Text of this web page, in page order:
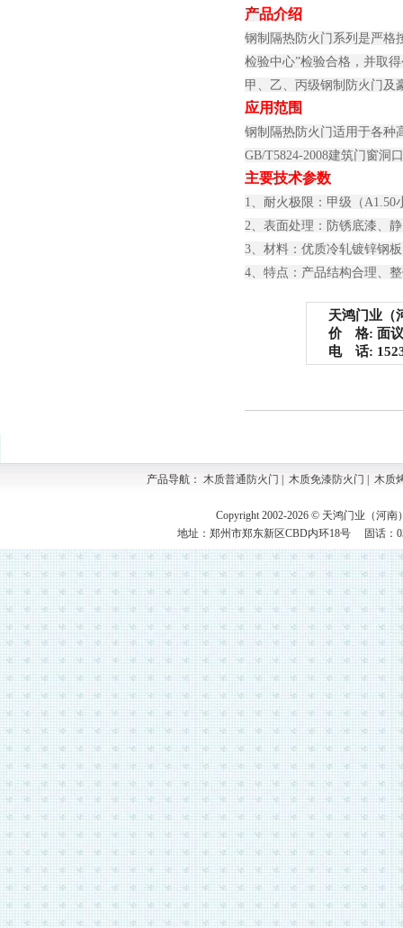
产品介绍
钢制隔热防火门系列是严格
检验中心”检验合格，并取
甲、乙、丙级钢制防火门及
应用范围
钢制隔热防火门适用于各种
GB/T5824-2008建筑门窗洞
主要技术参数
1、耐火极限：甲级（A1.50
2、表面处理：防锈底漆、
3、材料：优质冷轧镀锌钢
4、特点：产品结构合理、
天鸿门业（
价 格: 面议
电 话:
产品导航： 木质普通防火门 木质免漆防火门 木质
Copyright 2002-2026 © 天鸿门业（河
地址：郑州市郑东新区CBD内环18号 固话：